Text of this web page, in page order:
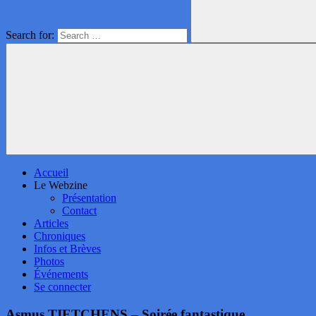
Search for:
Accueil
Le Webzine
Présentation
Contact
Articles
Chroniques
Infos et Brèves
Photos
Événements
Se connecter